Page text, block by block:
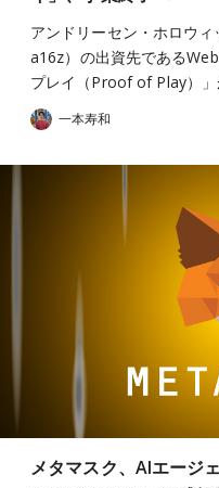
アンドリーセン・ホロウ
a16z）の出資先である
プレイ（Proof of Play）
一本寿和
メタマスク、AIエージ